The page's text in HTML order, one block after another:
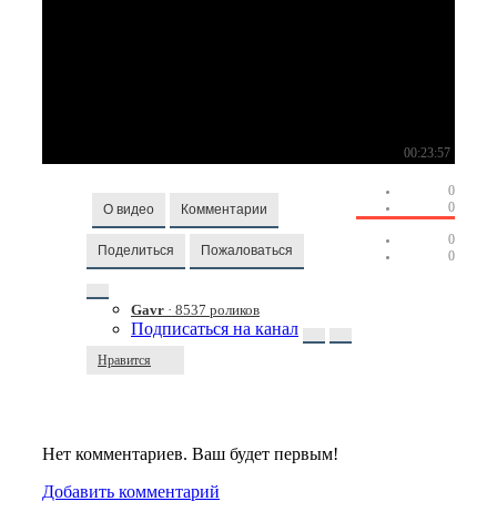
00:23:57
О видео Комментарии
Поделиться Пожаловаться
Gavr · 8537 роликов
Подписаться на канал
Нравится
0
0
0
0
Нет комментариев. Ваш будет первым!
Добавить комментарий